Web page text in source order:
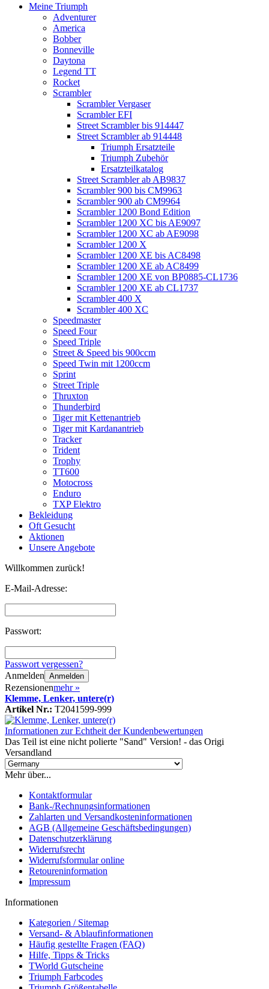
Meine Triumph
Adventurer
America
Bobber
Bonneville
Daytona
Legend TT
Rocket
Scrambler
Scrambler Vergaser
Scrambler EFI
Street Scrambler bis 914447
Street Scrambler ab 914448
Triumph Ersatzteile
Triumph Zubehör
Ersatzteilkatalog
Street Scrambler ab AB9837
Scrambler 900 bis CM9963
Scrambler 900 ab CM9964
Scrambler 1200 Bond Edition
Scrambler 1200 XC bis AE9097
Scrambler 1200 XC ab AE9098
Scrambler 1200 X
Scrambler 1200 XE bis AC8498
Scrambler 1200 XE ab AC8499
Scrambler 1200 XE von BP0885-CL1736
Scrambler 1200 XE ab CL1737
Scrambler 400 X
Scrambler 400 XC
Speedmaster
Speed Four
Speed Triple
Street & Speed bis 900ccm
Speed Twin mit 1200ccm
Sprint
Street Triple
Thruxton
Thunderbird
Tiger mit Kettenantrieb
Tiger mit Kardanantrieb
Tracker
Trident
Trophy
TT600
Motocross
Enduro
TXP Elektro
Bekleidung
Oft Gesucht
Aktionen
Unsere Angebote
Willkommen zurück!
E-Mail-Adresse:
Passwort:
Passwort vergessen?
Anmelden Anmelden
Rezensionenmehr »
Klemme, Lenker, untere(r)
Artikel Nr.: T2041599-999
Informationen zur Echtheit der Kundenbewertungen
Das Teil ist eine nicht polierte "Sand" Version! - das Origi
Versandland
Mehr über...
Kontaktformular
Bank-/Rechnungsinformationen
Zahlarten und Versandkosteninformationen
AGB (Allgemeine Geschäftsbedingungen)
Datenschutzerklärung
Widerrufsrecht
Widerrufsformular online
Retoureninformation
Impressum
Informationen
Kategorien / Sitemap
Versand- & Ablaufinformationen
Häufig gestellte Fragen (FAQ)
Hilfe, Tipps & Tricks
TWorld Gutscheine
Triumph Farbcodes